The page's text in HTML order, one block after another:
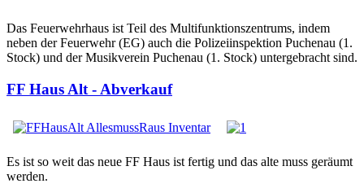
Das Feuerwehrhaus ist Teil des Multifunktionszentrums, indem
neben der Feuerwehr (EG) auch die Polizeiinspektion Puchenau (1.
Stock) und der Musikverein Puchenau (1. Stock) untergebracht sind.
FF Haus Alt - Abverkauf
Es ist so weit das neue FF Haus ist fertig und das alte muss geräumt
werden.